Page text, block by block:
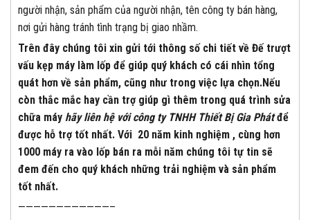
người nhận, sản phẩm của người nhận, tên công ty bán hàng,
nơi gửi hàng tránh tình trạng bị giao nhầm.
Trên đây chúng tôi xin gửi tới thông số chi tiết về Đế trượt
vấu kẹp máy làm lốp để giúp quý khách có cái nhìn tổng
quát hơn về sản phẩm, cũng như trong việc lựa chọn.Nếu
còn thắc mắc hay cần trợ giúp gì thêm trong quá trình sửa
chữa máy hãy liên hệ với công ty TNHH Thiết Bị Gia Phátđể
được hỗ trợ tốt nhất. Với 20 năm kinh nghiệm , cùng hơn
1000 máy ra vào lốp bán ra mỗi năm chúng tôi tự tin sẽ
đem đến cho quý khách những trải nghiệm và sản phẩm
tốt nhất.
————————————–